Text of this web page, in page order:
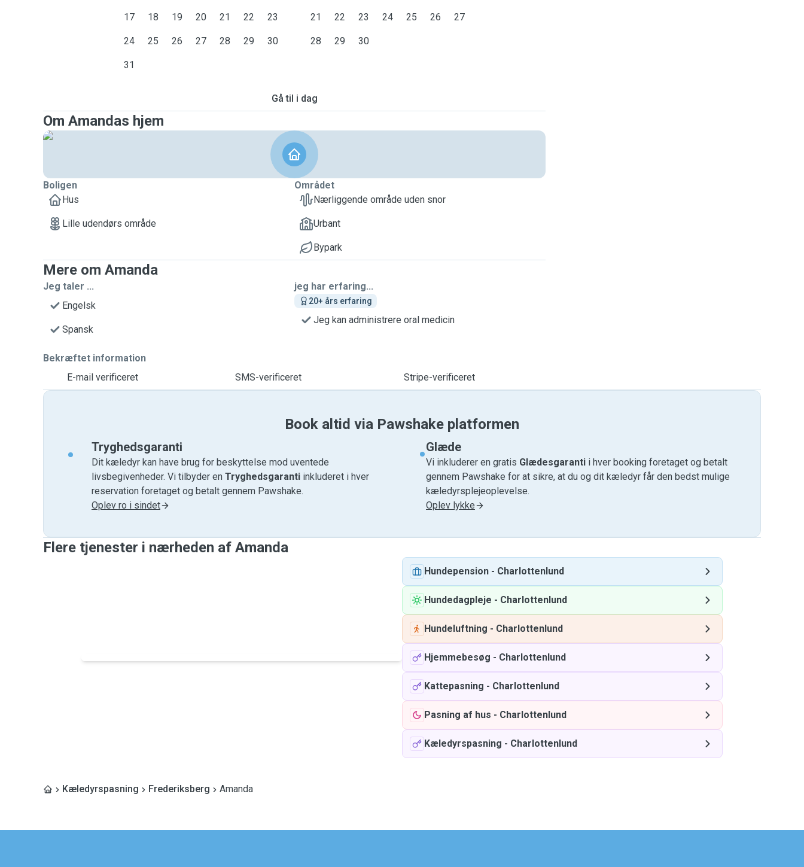
17 18 19 20 21 22 23
24 25 26 27 28 29 30
31
21 22 23 24 25 26 27
28 29 30
Gå til i dag
Om Amandas hjem
Boligen
Hus
Lille udendørs område
Området
Nærliggende område uden snor
Urbant
Bypark
Mere om Amanda
Jeg taler ...
Engelsk
Spansk
jeg har erfaring...
20+ års erfaring
Jeg kan administrere oral medicin
Bekræftet information
E-mail verificeret
SMS-verificeret Stripe-verificeret
Book altid via Pawshake platformen
Tryghedsgaranti
Dit kæledyr kan have brug for beskyttelse mod uventede
livsbegivenheder. Vi tilbyder en Tryghedsgaranti inkluderet i hver
reservation foretaget og betalt gennem Pawshake.
Oplev ro i sindet
Glæde
Vi inkluderer en gratis Glædesgaranti i hver booking foretaget og betalt
gennem Pawshake for at sikre, at du og dit kæledyr får den bedst mulige
kæledyrsplejeoplevelse.
Oplev lykke
Flere tjenester i nærheden af ​​Amanda
Hundepension - Charlottenlund
Hundedagpleje - Charlottenlund
Hundeluftning - Charlottenlund
Hjemmebesøg - Charlottenlund
Kattepasning - Charlottenlund
Pasning af hus - Charlottenlund
Kæledyrspasning - Charlottenlund
Kæledyrspasning Frederiksberg Amanda